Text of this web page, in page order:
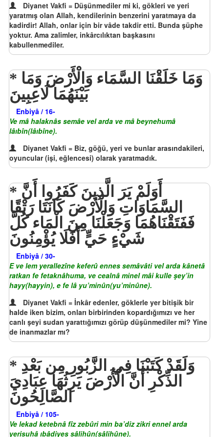
Diyanet Vakfi = Düşünmediler mi ki, gökleri ve yeri
yaratmış olan Allah, kendilerinin benzerini yaratmaya da
kadirdir! Allah, onlar için bir vâde takdir etti. Bunda şüphe
yoktur. Ama zalimler, inkârcılıktan başkasını
kabullenmediler.
بَيْنَهُمَا لَاعِبِينَ
Enbiyâ / 16-
Ve mâ halaknâs semâe vel arda ve mâ beynehumâ
lâıbîn(lâıbîne).
Diyanet Vakfi = Biz, göğü, yeri ve bunlar arasındakileri,
oyuncular (işi, eğlencesi) olarak yaratmadık.
السَّمَاوَاتِ وَالْأَرْضَ كَانَتَا رَتْقًا
فَفَتَقْنَاهُمَا وَجَعَلْنَا مِنَ الْمَاء كُلَّ
شَيْءٍ حَيٍّ أَفَلَا يُؤْمِنُونَ
Enbiyâ / 30-
E ve lem yerallezîne keferû ennes semâvâti vel arda kânetâ
ratkan fe fetaknâhuma, ve cealnâ minel mâi kulle şey’in
hayy(hayyin), e fe lâ yu’minûn(yu’minûne).
Diyanet Vakfi = İnkâr edenler, göklerle yer bitişik bir
halde iken bizim, onları birbirinden kopardığımızı ve her
canlı şeyi sudan yarattığımızı görüp düşünmediler mi? Yine
de inanmazlar mı?
الذِّكْرِ أَنَّ الْأَرْضَ يَرِثُهَا عِبَادِيَ
الصَّالِحُونَ
Enbiyâ / 105-
Ve lekad ketebnâ fîz zebûri min ba’diz zikri ennel arda
yerisuhâ ıbâdiyes sâlihûn(sâlihûne).